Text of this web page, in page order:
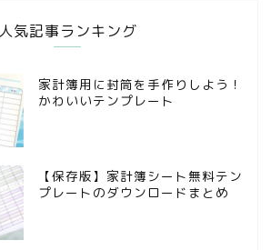
人気記事ランキング
家計簿用に封筒を手作りしよう！
かわいいテンプレート
【保存版】家計簿シート無料テン
プレートのダウンロードまとめ